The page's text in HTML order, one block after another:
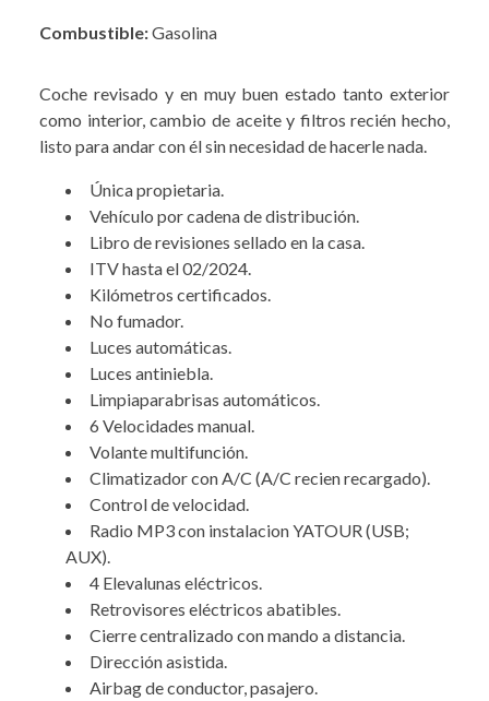
Combustible:Gasolina
Coche revisado y en muy buen estado tanto exterior
como interior, cambio de aceite y filtros recién hecho,
listo para andar con él sin necesidad de hacerle nada.
Única propietaria.
Vehículo por cadena de distribución.
Libro de revisiones sellado en la casa.
ITV hasta el 02/2024.
Kilómetros certificados.
No fumador.
Luces automáticas.
Luces antiniebla.
Limpiaparabrisas automáticos.
6 Velocidades manual.
Volante multifunción.
Climatizador con A/C (A/C recien recargado).
Control de velocidad.
Radio MP3 con instalacion YATOUR (USB;
AUX).
4 Elevalunas eléctricos.
Retrovisores eléctricos abatibles.
Cierre centralizado con mando a distancia.
Dirección asistida.
Airbag de conductor, pasajero.